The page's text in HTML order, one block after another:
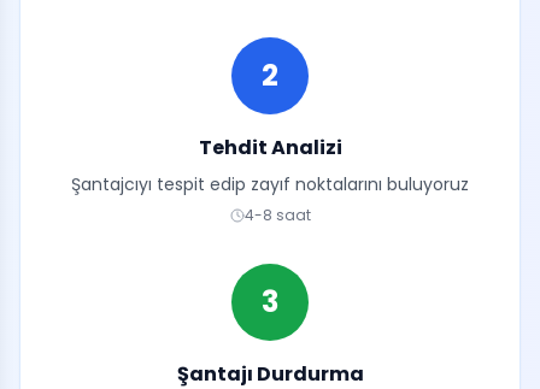
2
Tehdit Analizi
Şantajcıyı tespit edip zayıf noktalarını buluyoruz
4-8 saat
3
Şantajı Durdurma